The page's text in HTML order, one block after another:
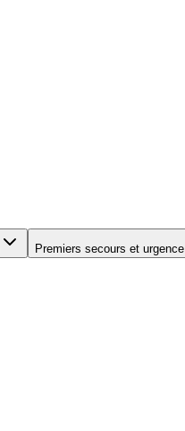
Premiers secours et urgence